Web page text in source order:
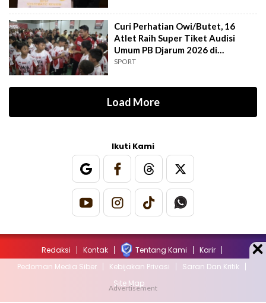
Curi Perhatian Owi/Butet, 16
Atlet Raih Super Tiket Audisi
Umum PB Djarum 2026 di
Makassar
SPORT
Load More
Ikuti Kami
Redaksi Kontak Tentang Kami
Karir
Pedoman Media Siber
Kebijakan Privasi
Saran Dan Kritik
Site Map